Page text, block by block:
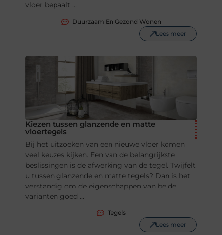
vloer bepaalt ...
Duurzaam En Gezond Wonen
Lees meer
Kiezen tussen glanzende en matte
vloertegels
Bij het uitzoeken van een nieuwe vloer komen
veel keuzes kijken. Een van de belangrijkste
beslissingen is de afwerking van de tegel. Twijfelt
u tussen glanzende en matte tegels? Dan is het
verstandig om de eigenschappen van beide
varianten goed ...
Tegels
Lees meer